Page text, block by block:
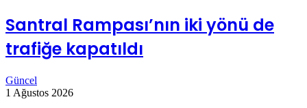
Santral Rampası’nın iki yönü de
trafiğe kapatıldı
Güncel
1 Ağustos 2026